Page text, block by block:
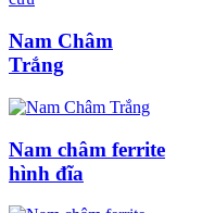
Nam Châm
Trắng
Nam châm ferrite
hình đĩa